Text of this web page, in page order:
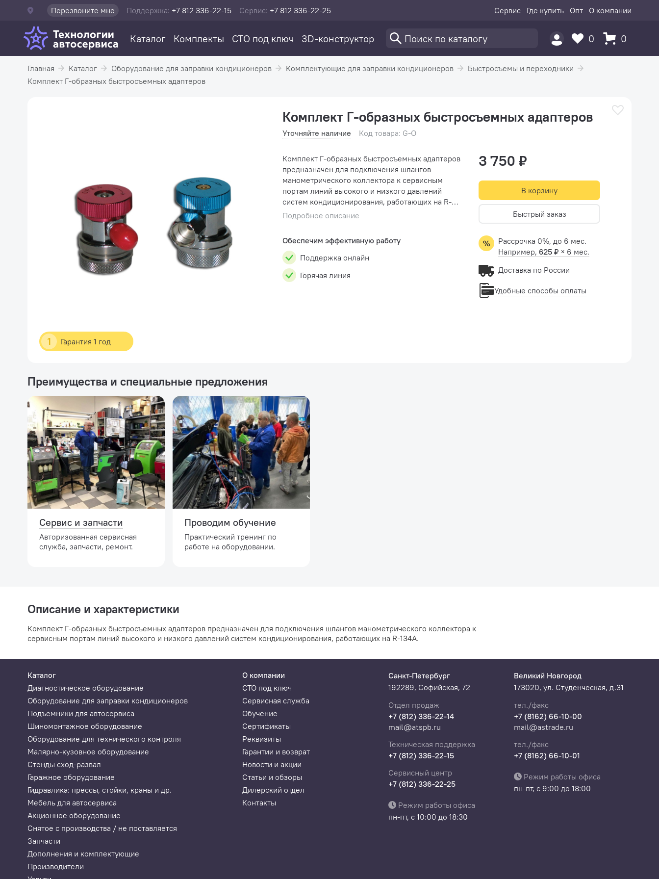
Перезвоните мне Поддержка: +7 812 336-22-15 Сервис: +7 812 336-22-25 Сервис Где купить Опт О компании
Каталог Комплекты СТО под ключ 3D-конструктор 0 0
Главная Каталог Оборудование для заправки кондиционеров Комплектующие для заправки кондиционеров
Быстросъемы и переходники
Комплект Г-образных быстросъемных адаптеров
1 Гарантия 1 год
Комплект Г-образных быстросъемных адаптеров
Уточняйте наличие Код товара: G-O
Комплект Г-образных быстросъемных адаптеров
предназначен для подключения шлангов
манометрического коллектора к сервисным
портам линий высокого и низкого давлений
систем кондиционирования, работающих на R-
134A.
Подробное описание
Обеспечим эффективную работу
Поддержка онлайн
Горячая линия
3 750 ₽
В корзину
Быстрый заказ
Рассрочка 0%, до 6 мес.
Например, 625 ₽ × 6 мес.
Доставка по России
Удобные способы оплаты
Преимущества и специальные предложения
Сервис и запчасти
Авторизованная сервисная
служба, запчасти, ремонт.
Проводим обучение
Практический тренинг по
работе на оборудовании.
Описание и характеристики
Комплект Г-образных быстросъемных адаптеров предназначен для подключения шлангов манометрического коллектора к
сервисным портам линий высокого и низкого давлений систем кондиционирования, работающих на R-134A.
Каталог
Диагностическое оборудование
Оборудование для заправки кондиционеров
Подъемники для автосервиса
Шиномонтажное оборудование
Оборудование для технического контроля
Малярно-кузовное оборудование
Стенды сход-развал
Гаражное оборудование
Гидравлика: прессы, стойки, краны и др.
Мебель для автосервиса
Акционное оборудование
Снятое с производства / не поставляется
Запчасти
Дополнения и комплектующие
Производители
О компании
СТО под ключ
Сервисная служба
Обучение
Сертификаты
Реквизиты
Гарантии и возврат
Новости и акции
Статьи и обзоры
Дилерский отдел
Контакты
Санкт-Петербург
192289, Софийская, 72
Отдел продаж
+7 (812) 336-22-14
mail@atspb.ru
Техническая поддержка
+7 (812) 336-22-15
Сервисный центр
+7 (812) 336-22-25
Режим работы офиса
пн-пт, с 10:00 до 18:30
Великий Новгород
173020, ул. Студенческая, д.31
тел./факс
+7 (8162) 66-10-00
mail@astrade.ru
тел./факс
+7 (8162) 66-10-01
Режим работы офиса
пн-пт, с 9:00 до 18:00